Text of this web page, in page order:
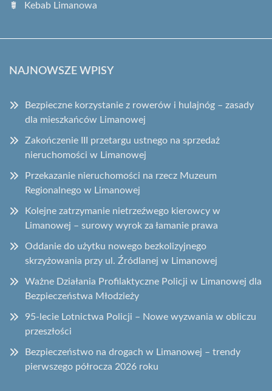
Kebab Limanowa
NAJNOWSZE WPISY
Bezpieczne korzystanie z rowerów i hulajnóg – zasady
dla mieszkańców Limanowej
Zakończenie III przetargu ustnego na sprzedaż
nieruchomości w Limanowej
Przekazanie nieruchomości na rzecz Muzeum
Regionalnego w Limanowej
Kolejne zatrzymanie nietrzeźwego kierowcy w
Limanowej – surowy wyrok za łamanie prawa
Oddanie do użytku nowego bezkolizyjnego
skrzyżowania przy ul. Źródlanej w Limanowej
Ważne Działania Profilaktyczne Policji w Limanowej dla
Bezpieczeństwa Młodzieży
95-lecie Lotnictwa Policji – Nowe wyzwania w obliczu
przeszłości
Bezpieczeństwo na drogach w Limanowej – trendy
pierwszego półrocza 2026 roku